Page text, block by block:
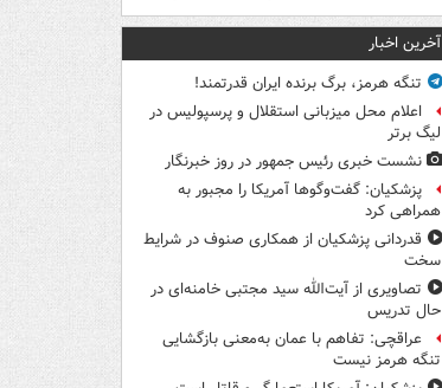
آخرین اخبار
تنگه هرمز، برگ برنده ایران قدرتمند!
اعلام محل میزبانی استقلال و پرسپولیس در
لیگ برتر
نشست خبری رئیس جمهور در روز خبرنگار
پزشکیان: گفت‌وگوها آمریکا را مجبور به
همراهی کرد
قدردانی پزشکیان از همکاری صنوف در شرایط
سخت
تصاویری از آیت‌الله سید مجتبی خامنه‌ای در
حال تدریس
عراقچی: تفاهم با عمان به‌معنی بازگشایی
تنگه هرمز نیست